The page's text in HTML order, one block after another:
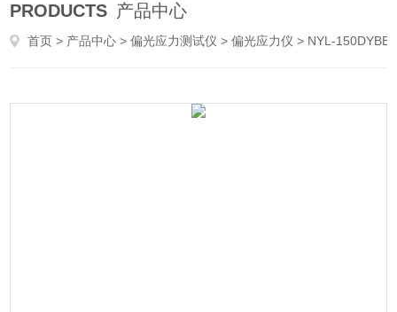
PRODUCTS 产品中心
首页 > 产品中心 >偏光应力测试仪 >偏光应力仪 > NYL-150DYBB00312002钠钙玻璃注射剂瓶内应力测试仪